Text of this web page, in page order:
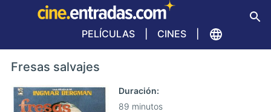
PELÍCULAS CINES
Fresas salvajes
Duración
89 minutos